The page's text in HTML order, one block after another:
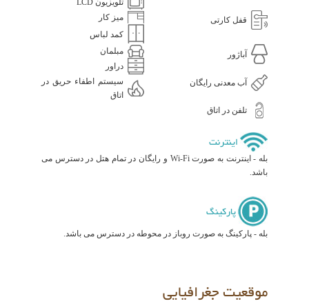
قفل کارتی
میز کار
کمد لباس
آباژور
مبلمان
دراور
آب معدنی رایگان
سیستم اطفاء حریق در
اتاق
تلفن در اتاق
اینترنت
بله - اینترنت به صورت Wi-Fi و رایگان در تمام هتل در دسترس می
باشد.
پارکینگ
بله - پارکینگ به صورت روباز در محوطه در دسترس می باشد.
موقعیت جغرافیایی